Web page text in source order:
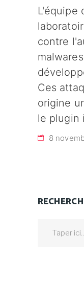
L'équipe
contre
Ces
origine
le plugin
8